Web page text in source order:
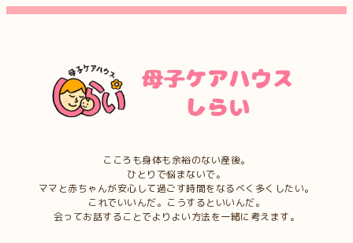
こころも身体も余裕のない産後。
ひとりで悩まないで。
ママと赤ちゃんが安心して過ごす時間をなるべく多くしたい。
これでいいんだ。こうするといいんだ。
会ってお話することでよりよい方法を一緒に考えます。